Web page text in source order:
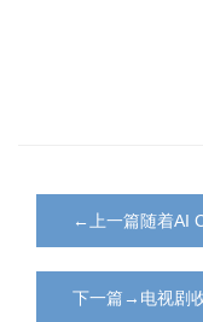
←上一篇随着AI
下一篇→电视剧